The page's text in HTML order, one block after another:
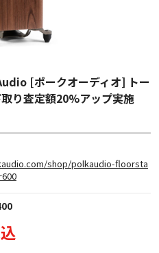
[ポークオーディオ] トー
り査定額20%アップ実施
shop/polkaudio-floorsta